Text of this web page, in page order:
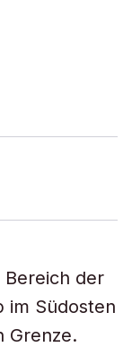
der
im Südosten
Grenze.